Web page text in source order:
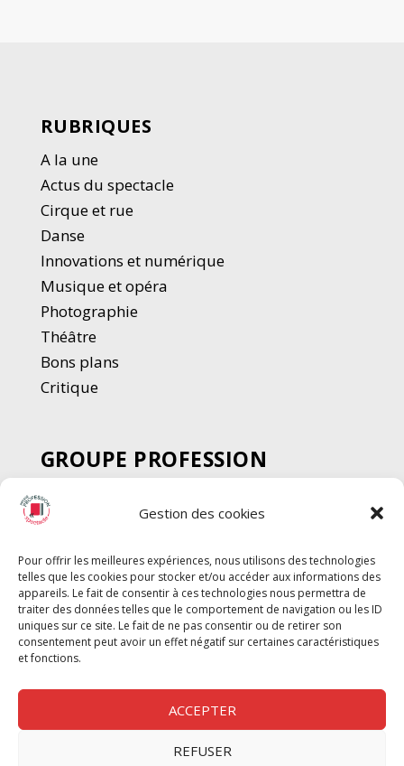
Gestion des cookies
Pour offrir les meilleures expériences, nous utilisons des technologies
telles que les cookies pour stocker et/ou accéder aux informations des
appareils. Le fait de consentir à ces technologies nous permettra de
traiter des données telles que le comportement de navigation ou les ID
uniques sur ce site. Le fait de ne pas consentir ou de retirer son
consentement peut avoir un effet négatif sur certaines caractéristiques
et fonctions.
ACCEPTER
REFUSER
RUBRIQUES
A la une
Actus du spectacle
Cirque et rue
Danse
Innovations et numérique
Musique et opéra
Photographie
Théâtre
Bons plans
Critique
GROUPE PROFESSION
SPECTACLE
Chèque Intermittents
Chèque Compta
Chèque Emploi Spectacle
G-Pods
Profession Audio-visuel